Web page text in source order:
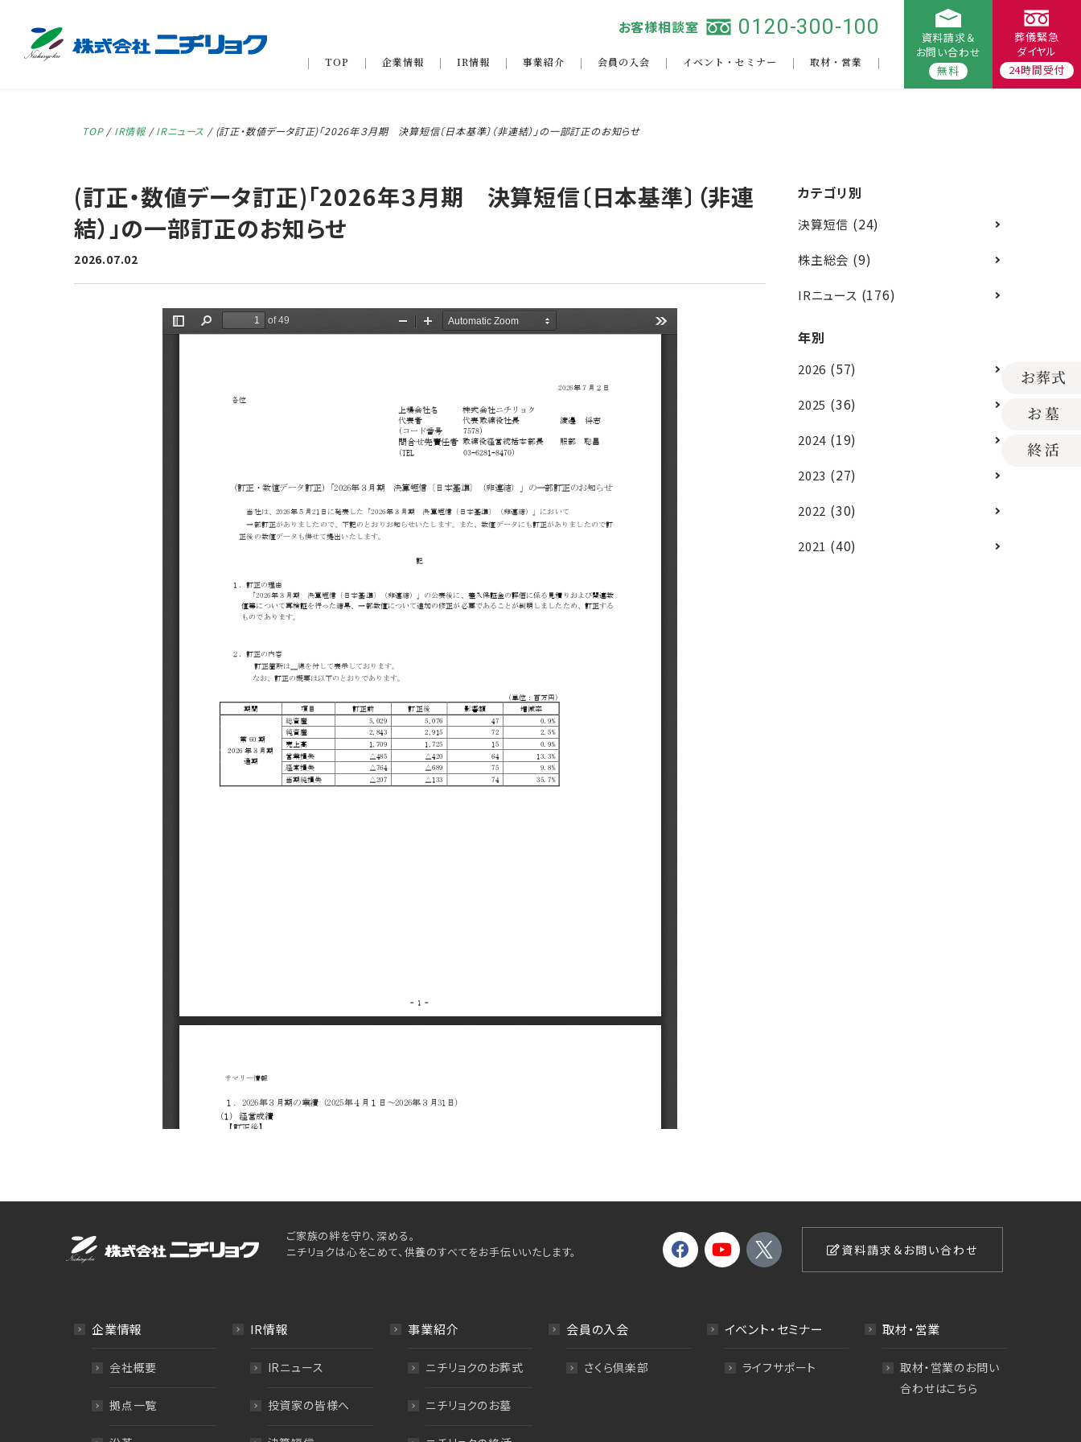
お客様相談室 0120-300-100
TOP 企業情報 IR情報 事業紹介 会員の入会 イベント・セミナー 取材・営業
資料請求＆
お問い合わせ
無料
葬儀緊急
ダイヤル
24時間受付
TOP/ IR情報/IRニュース / (訂正・数値データ訂正)「2026年３月期 決算短信〔日本基準〕（非連結）」の一部訂正のお知らせ
(訂正・数値データ訂正)「2026年３月期 決算短信〔日本基準〕（非連
結）」の一部訂正のお知らせ
2026.07.02
カテゴリ別
決算短信 (24)
株主総会 (9)
IRニュース (176)
年別
2026 (57)
2025 (36)
2024 (19)
2023 (27)
2022 (30)
2021 (40)
ご家族の絆を守り、深める。
ニチリョクは心をこめて、供養のすべてをお手伝いいたします。
資料請求＆お問い合わせ
企業情報
会社概要
拠点一覧
IR情報
IRニュース
投資家の皆様へ
事業紹介
ニチリョクのお葬式
ニチリョクのお墓
会員の入会
さくら倶楽部
イベント・セミナー
ライフサポート
取材・営業
取材・営業のお問い
合わせはこちら